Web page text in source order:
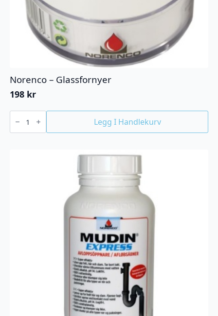
Norenco – Glassfornyer
198 kr
Norenco
antall
Legg I Handlekurv